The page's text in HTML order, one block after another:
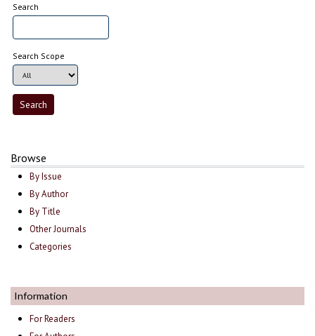
Search
Search Scope
Browse
By Issue
By Author
By Title
Other Journals
Categories
Information
For Readers